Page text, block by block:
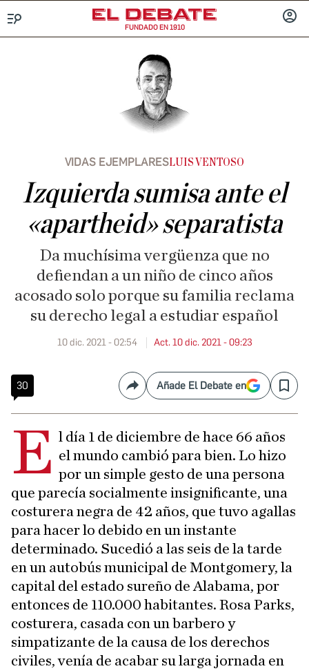
FUNDADO EN 1910
VIDAS EJEMPLARES LUIS VENTOSO
Izquierda sumisa ante el
«apartheid» separatista
Da muchísima vergüenza que no
defiendan a un niño de cinco años
acosado solo porque su familia reclama
su derecho legal a estudiar español
10 dic. 2021 - 02:54 Act. 10 dic. 2021 - 09:23
30 CompartirAñade El Debate en Save
E l día 1 de diciembre de hace 66 años
el mundo cambió para bien. Lo hizo
por un simple gesto de una persona
que parecía socialmente insignificante, una
costurera negra de 42 años, que tuvo agallas
para hacer lo debido en un instante
determinado. Sucedió a las seis de la tarde
en un autobús municipal de Montgomery, la
capital del estado sureño de Alabama, por
entonces de 110.000 habitantes. Rosa Parks,
costurera, casada con un barbero y
simpatizante de la causa de los derechos
civiles, venía de acabar su larga jornada en